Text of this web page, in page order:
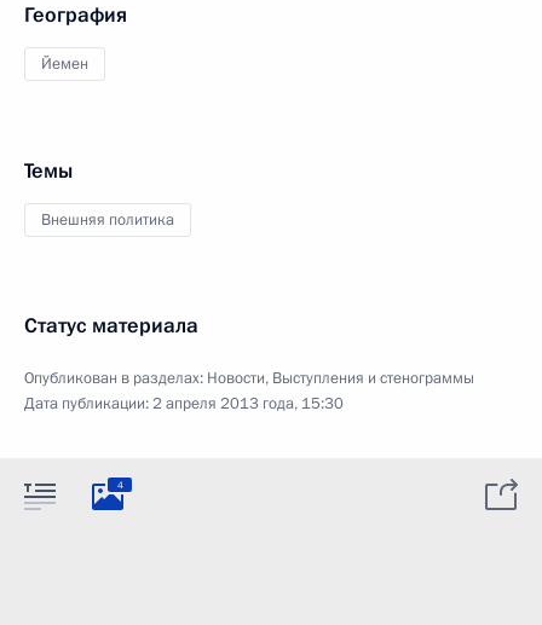
География
Йемен
Темы
Внешняя политика
Статус материала
Опубликован в разделах: Новости, Выступления и стенограммы
Дата публикации:2 апреля 2013 года, 15:30
4